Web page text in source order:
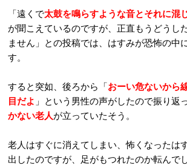
「遠くで太鼓を鳴らすような音とそれに混
が聞こえているのですが、正直もうどうし
ません」との投稿では、はすみが恐怖の中
す。
すると突如、後ろから「おーい危ないから
目だよ 」という男性の声がしたので振り返
かない老人が立っていたそう。
老人はすぐに消えてしまい、怖くなったは
出したのですが、足がもつれたのか転んで